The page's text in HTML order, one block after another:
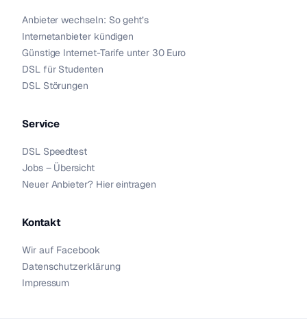
Anbieter wechseln: So geht’s
Internetanbieter kündigen
Günstige Internet-Tarife unter 30 Euro
DSL für Studenten
DSL Störungen
Service
DSL Speedtest
Jobs – Übersicht
Neuer Anbieter? Hier eintragen
Kontakt
Wir auf Facebook
Datenschutzerklärung
Impressum